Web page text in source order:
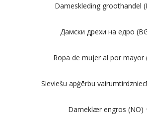
Dameskleding groothandel
Дамски дрехи на едро
Ropa de mujer al por mayor
Sieviešu apģērbu
Dameklær engros (NO)